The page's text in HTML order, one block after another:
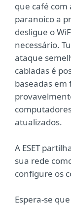
que café com
paranoico a
desligue o
necessário.
ataque
cabladas é
baseadas em
atualizados.
A ESET
sua rede
configure os
Espera-se